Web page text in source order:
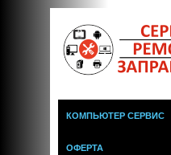
КОМПЬЮТЕР СЕРВИС
ОФЕРТА